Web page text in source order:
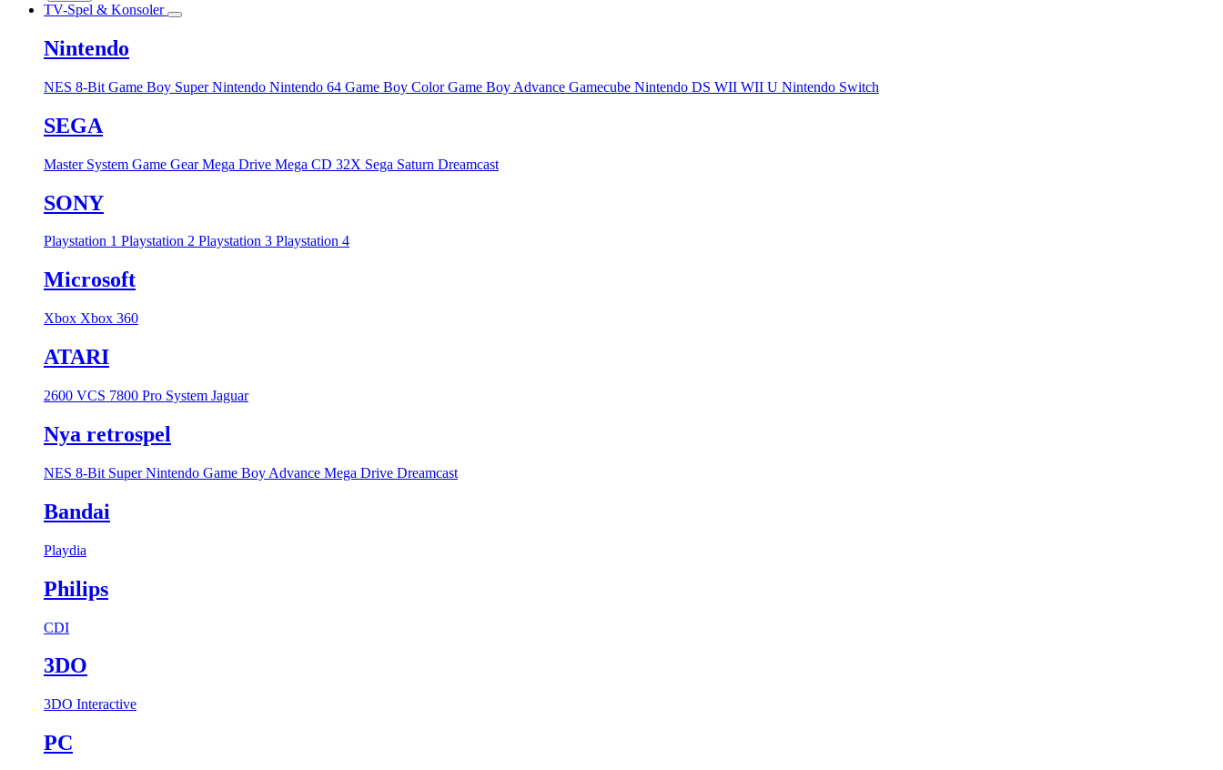
TV-Spel & Konsoler
Nintendo
NES 8-Bit Game Boy Super Nintendo Nintendo 64 Game Boy ColorGame Boy Advance Gamecube Nintendo DS WII WII U Nintendo Switch
SEGA
Master System Game GearMega Drive Mega CD 32X Sega Saturn Dreamcast
SONY
Playstation 1 Playstation 2 Playstation 3 Playstation 4
Microsoft
Xbox Xbox 360
ATARI
2600 VCS 7800 Pro System Jaguar
Nya retrospel
NES 8-Bit Super Nintendo Game Boy Advance Mega Drive Dreamcast
Bandai
Playdia
Philips
CDI
3DO
3DO Interactive
PC